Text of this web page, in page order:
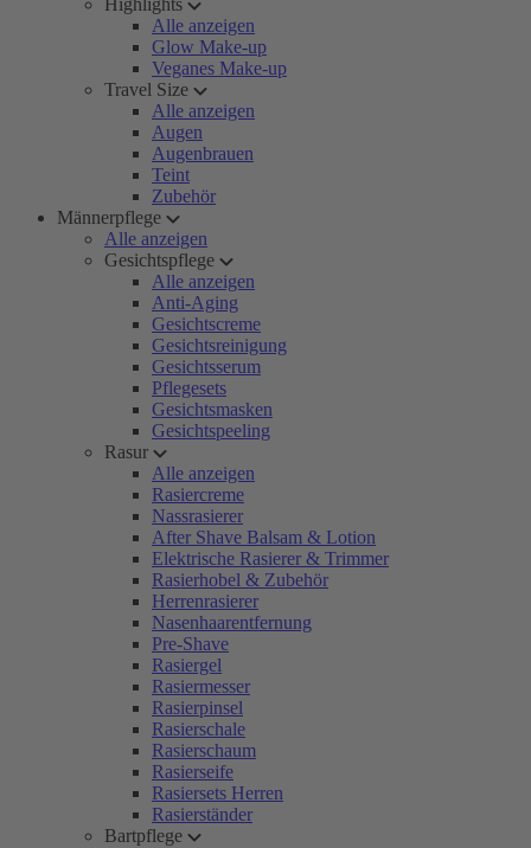
Highlights
Alle anzeigen
Glow Make-up
Veganes Make-up
Travel Size
Alle anzeigen
Augen
Augenbrauen
Teint
Zubehör
Männerpflege
Alle anzeigen
Gesichtspflege
Alle anzeigen
Anti-Aging
Gesichtscreme
Gesichtsreinigung
Gesichtsserum
Pflegesets
Gesichtsmasken
Gesichtspeeling
Rasur
Alle anzeigen
Rasiercreme
Nassrasierer
After Shave Balsam & Lotion
Elektrische Rasierer & Trimmer
Rasierhobel & Zubehör
Herrenrasierer
Nasenhaarentfernung
Pre-Shave
Rasiergel
Rasiermesser
Rasierpinsel
Rasierschale
Rasierschaum
Rasierseife
Rasiersets Herren
Rasierständer
Bartpflege